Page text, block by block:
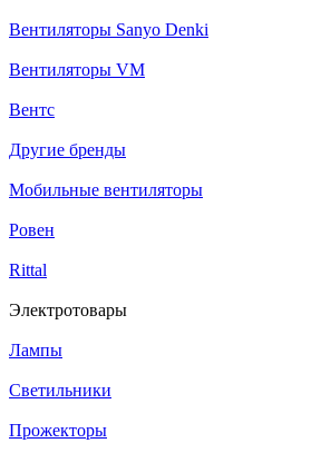
Вентиляторы Sanyo Denki
Вентиляторы VM
Вентс
Другие бренды
Мобильные вентиляторы
Ровен
Rittal
Электротовары
Лампы
Светильники
Прожекторы